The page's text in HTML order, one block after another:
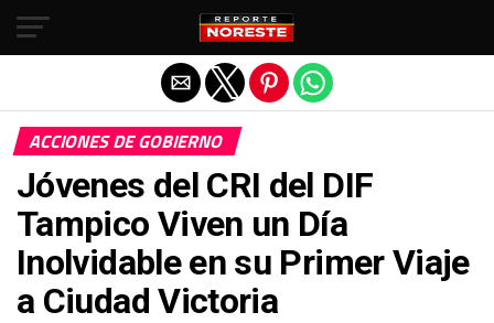
ACCIONES DE GOBIERNO
Jóvenes del CRI del DIF
Tampico Viven un Día
Inolvidable en su Primer Viaje
a Ciudad Victoria
Salir de la versión móvil